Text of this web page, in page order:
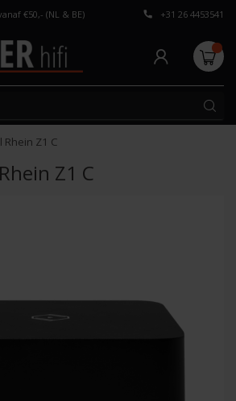
€50,- (NL & BE) Persoonlijk
+31 26 4453541
Rhein Z1 C
Z1 C